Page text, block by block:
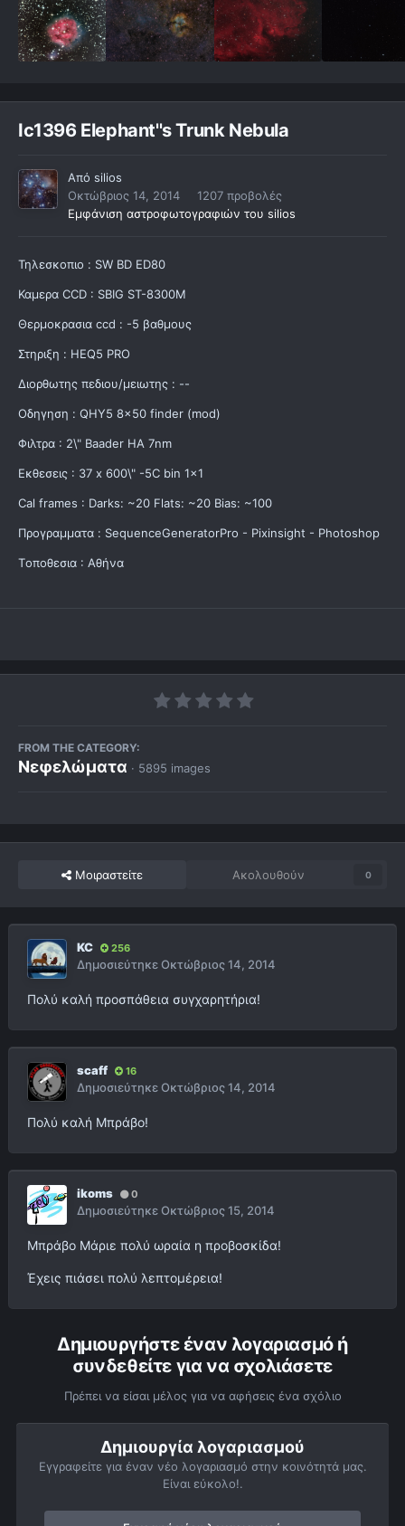
Ic1396 Elephant''s Trunk Nebula
Από silios
Οκτώβριος 14, 2014
1207 προβολές
Εμφάνιση αστροφωτογραφιών του silios
Τηλεσκοπιο : SW BD ED80
Καμερα CCD : SBIG ST-8300M
Θερμοκρασια ccd : -5 βαθμους
Στηριξη : HEQ5 PRO
Διορθωτης πεδιου/μειωτης : --
Οδηγηση : QHY5 8x50 finder (mod)
Φιλτρα : 2\" Baader HA 7nm
Εκθεσεις : 37 x 600\" -5C bin 1x1
Cal frames : Darks: ~20 Flats: ~20 Bias: ~100
Προγραμματα : SequenceGeneratorPro - Pixinsight - Photoshop
Tοποθεσια : Αθήνα
FROM THE CATEGORY:
Νεφελώματα · 5895 images
Μοιραστείτε Ακολουθούν 0
KC 256
ΔημοσιεύτηκεΟκτώβριος 14, 2014
Πολύ καλή προσπάθεια συγχαρητήρια!
scaff 16
ΔημοσιεύτηκεΟκτώβριος 14, 2014
Πολύ καλή Μπράβο!
ikoms 0
ΔημοσιεύτηκεΟκτώβριος 15, 2014
Μπράβο Μάριε πολύ ωραία η προβοσκίδα!
Έχεις πιάσει πολύ λεπτομέρεια!
Δημιουργήστε έναν λογαριασμό ή
συνδεθείτε για να σχολιάσετε
Πρέπει να είσαι μέλος για να αφήσεις ένα σχόλιο
Δημιουργία λογαριασμού
Εγγραφείτε για έναν νέο λογαριασμό στην κοινότητά μας.
Είναι εύκολο!.